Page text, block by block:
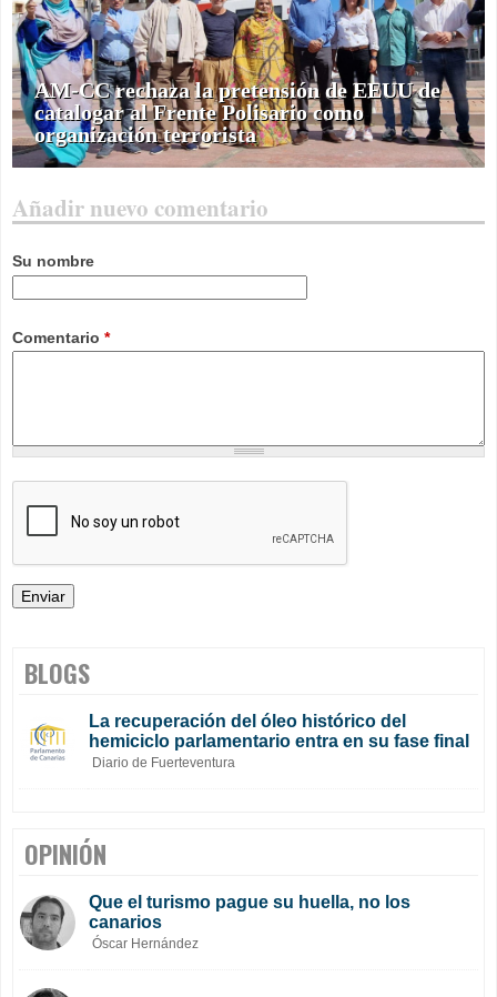
AM-CC rechaza la pretensión de EEUU de
catalogar al Frente Polisario como
organización terrorista
Añadir nuevo comentario
Su nombre
Comentario *
BLOGS
La recuperación del óleo histórico del
hemiciclo parlamentario entra en su fase final
Diario de Fuerteventura
OPINIÓN
Que el turismo pague su huella, no los
canarios
Óscar Hernández